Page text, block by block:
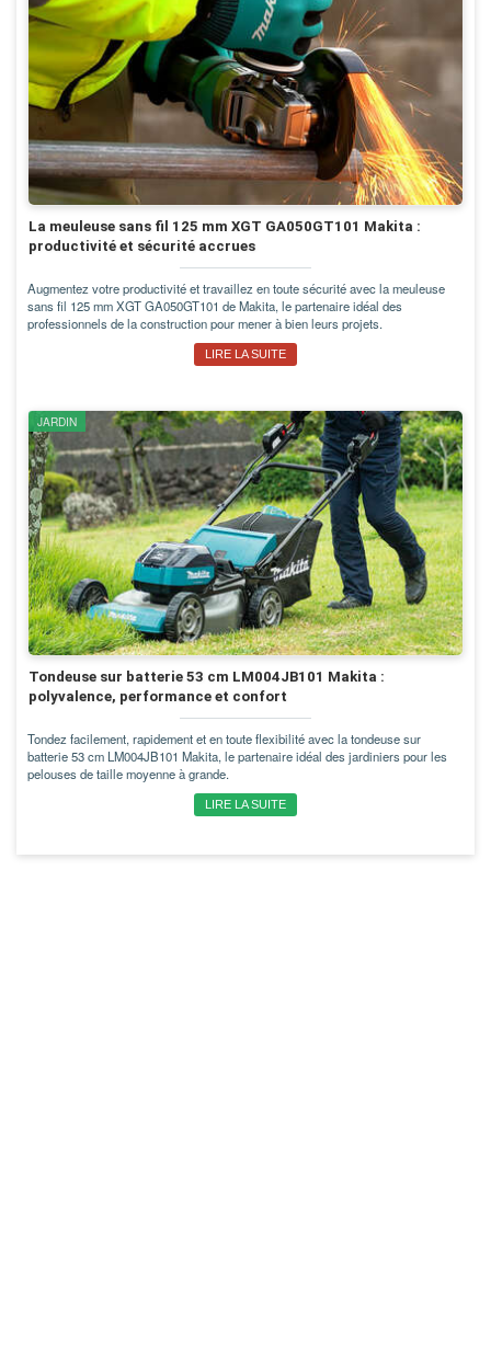
La meuleuse sans fil 125 mm XGT GA050GT101 Makita :
productivité et sécurité accrues
Augmentez votre productivité et travaillez en toute sécurité avec la meuleuse
sans fil 125 mm XGT GA050GT101 de Makita, le partenaire idéal des
professionnels de la construction pour mener à bien leurs projets.
LIRE LA SUITE
JARDIN
Tondeuse sur batterie 53 cm LM004JB101 Makita :
polyvalence, performance et confort
Tondez facilement, rapidement et en toute flexibilité avec la tondeuse sur
batterie 53 cm LM004JB101 Makita, le partenaire idéal des jardiniers pour les
pelouses de taille moyenne à grande.
LIRE LA SUITE